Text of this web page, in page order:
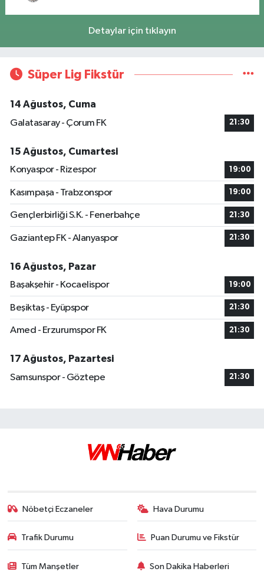
Detaylar için tıklayın
Süper Lig Fikstür
14 Ağustos, Cuma
Galatasaray - Çorum FK
21:30
15 Ağustos, Cumartesi
Konyaspor - Rizespor
19:00
Kasımpaşa - Trabzonspor 19:00
Gençlerbirliği S.K. - Fenerbahçe 21:30
Gaziantep FK - Alanyaspor 21:30
16 Ağustos, Pazar
Başakşehir - Kocaelispor
19:00
Beşiktaş - Eyüpspor 21:30
Amed - Erzurumspor FK 21:30
17 Ağustos, Pazartesi
Samsunspor - Göztepe
21:30
Nöbetçi Eczaneler Hava Durumu
Trafik Durumu Puan Durumu ve Fikstür
Tüm Manşetler Son Dakika Haberleri